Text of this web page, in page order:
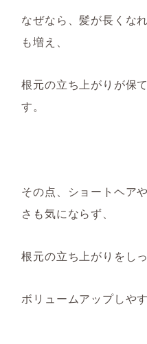
なぜなら、髪が長くな
も増え、
根元の立ち上がりが保
す。
その点、ショートヘア
さも気にならず、
根元の立ち上がりをし
ボリュームアップしやす